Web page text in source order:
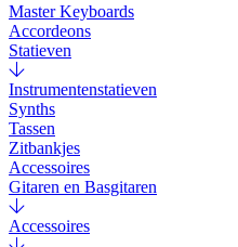
Master Keyboards
Accordeons
Statieven
Instrumentenstatieven
Synths
Tassen
Zitbankjes
Accessoires
Gitaren en Basgitaren
Accessoires